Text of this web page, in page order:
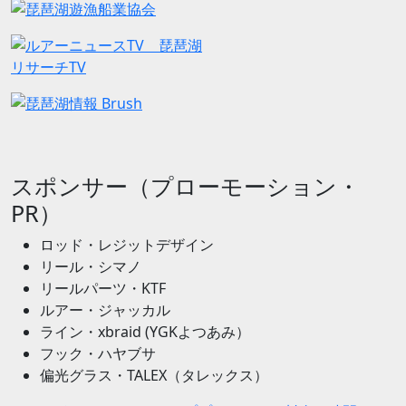
スポンサー（プローモーション・
PR）
ロッド・レジットデザイン
リール・シマノ
リールパーツ・KTF
ルアー・ジャッカル
ライン・xbraid (YGKよつあみ）
フック・ハヤブサ
偏光グラス・TALEX（タレックス）